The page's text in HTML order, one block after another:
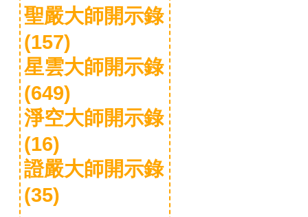
聖嚴大師開示錄
(157)
星雲大師開示錄
(649)
淨空大師開示錄
(16)
證嚴大師開示錄
(35)